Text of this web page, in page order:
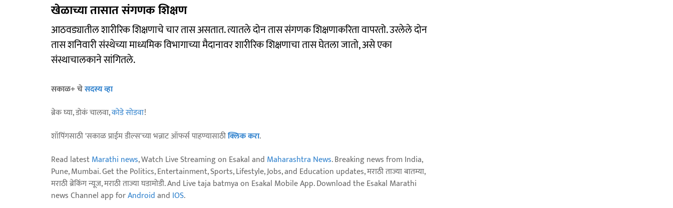
खेळाच्या तासात संगणक शिक्षण
आठवड्यातील शारीरिक शिक्षणाचे चार तास असतात. त्यातले दोन तास संगणक शिक्षणाकरिता वापरतो. उरलेले दोन
तास शनिवारी संस्थेच्या माध्यमिक विभागाच्या मैदानावर शारीरिक शिक्षणाचा तास घेतला जातो, असे एका
संस्थाचालकाने सांगितले.
सकाळ+ चेसदस्य व्हा
ब्रेक घ्या, डोकं चालवा,कोडे सोडवा!
शॉपिंगसाठी 'सकाळ प्राईम डील्स'च्या भन्नाट ऑफर्स पाहण्यासाठीक्लिक करा.
Read latestMarathi news, Watch Live Streaming on Esakal and Maharashtra News. Breaking news from India,
Pune, Mumbai. Get the Politics, Entertainment, Sports, Lifestyle, Jobs, and Education updates, मराठी ताज्या बातम्या,
मराठी ब्रेकिंग न्यूज, मराठी ताज्या घडामोडी. And Live taja batmya on Esakal Mobile App. Download the Esakal Marathi
news Channel app forAndroidand IOS.